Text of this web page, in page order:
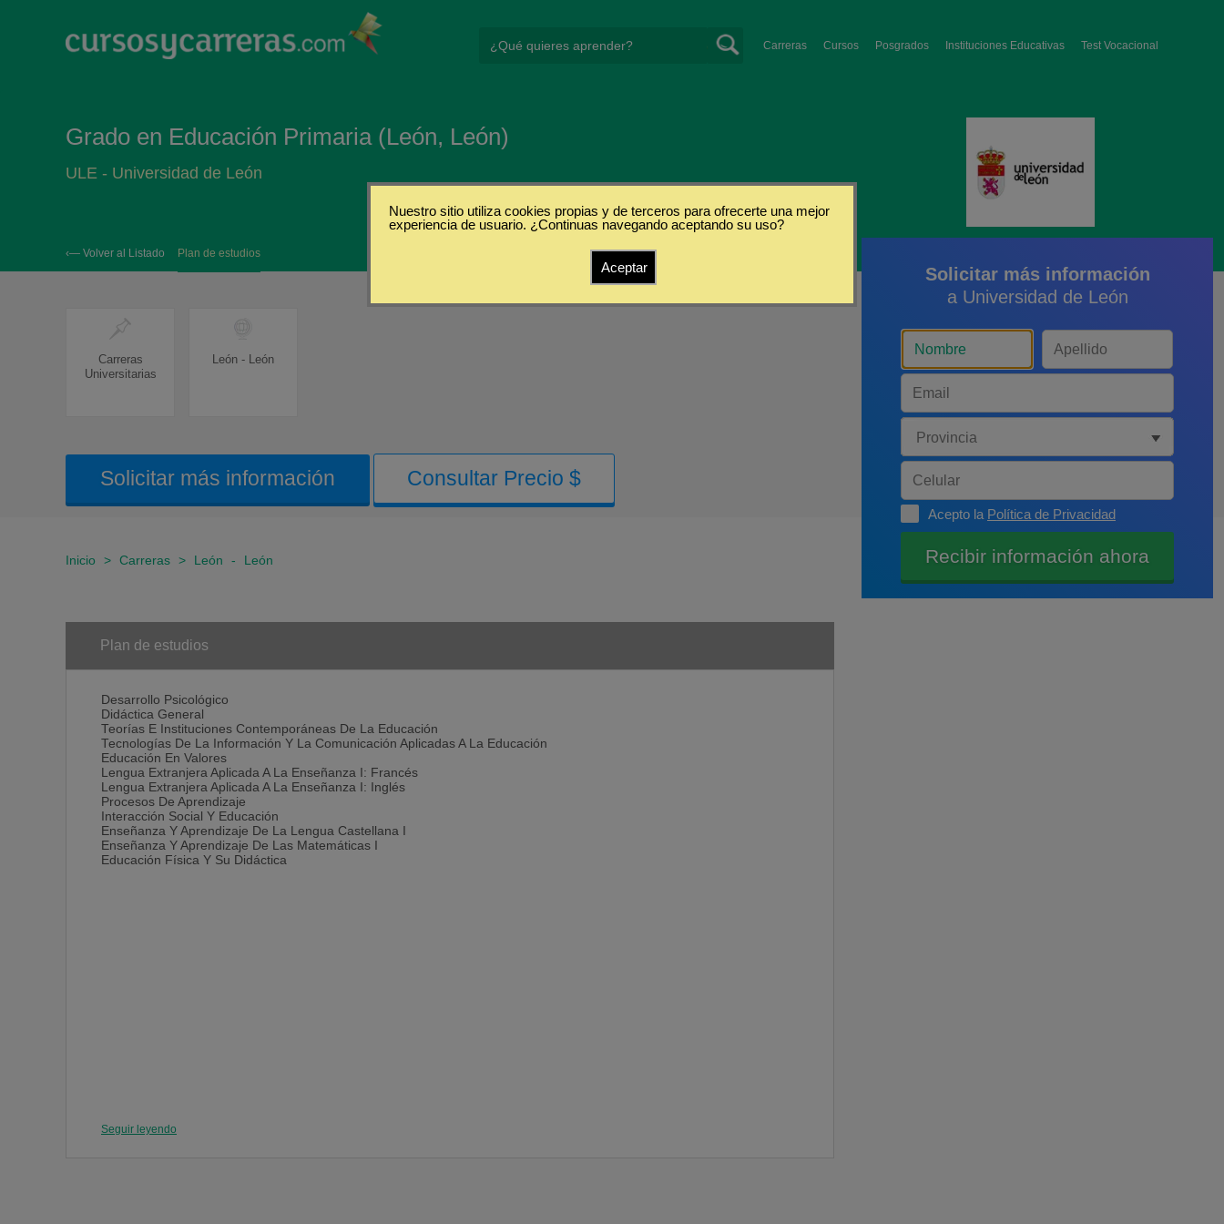
Carreras Cursos Posgrados Instituciones Educativas Test Vocacional
Grado en Educación Primaria (León, León)
ULE - Universidad de León
‹— Volver al Listado Plan de estudios
Carreras
Universitarias
León - León
Solicitar más información Consultar Precio $
Inicio > Carreras > León - León
Plan de estudios
Desarrollo Psicológico
Didáctica General
Teorías E Instituciones Contemporáneas De La Educación
Tecnologías De La Información Y La Comunicación Aplicadas A La Educación
Educación En Valores
Lengua Extranjera Aplicada A La Enseñanza I: Francés
Lengua Extranjera Aplicada A La Enseñanza I: Inglés
Procesos De Aprendizaje
Interacción Social Y Educación
Enseñanza Y Aprendizaje De La Lengua Castellana I
Enseñanza Y Aprendizaje De Las Matemáticas I
Educación Física Y Su Didáctica
Seguir leyendo
Solicitar más información
a Universidad de León
Acepto la Política de Privacidad
Nuestro sitio utiliza cookies propias y de terceros para ofrecerte una mejor
experiencia de usuario. ¿Continuas navegando aceptando su uso?
Aceptar